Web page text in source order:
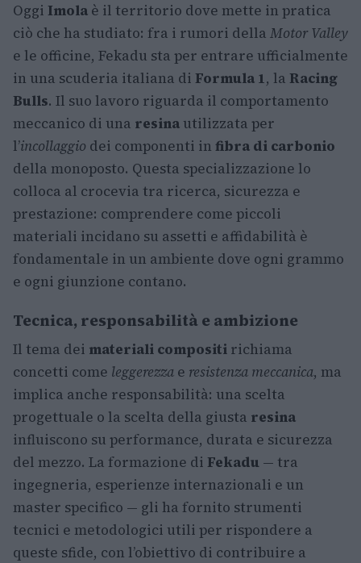
Oggi Imola è il territorio dove mette in pratica
ciò che ha studiato: fra i rumori della Motor Valley
e le officine, Fekadu sta per entrare ufficialmente
in una scuderia italiana di Formula 1, la Racing
Bulls. Il suo lavoro riguarda il comportamento
meccanico di una resina utilizzata per
l’incollaggio dei componenti in fibra di carbonio
della monoposto. Questa specializzazione lo
colloca al crocevia tra ricerca, sicurezza e
prestazione: comprendere come piccoli
materiali incidano su assetti e affidabilità è
fondamentale in un ambiente dove ogni grammo
e ogni giunzione contano.
Tecnica, responsabilità e ambizione
Il tema dei materiali compositi richiama
concetti come leggerezza e resistenza meccanica, ma
implica anche responsabilità: una scelta
progettuale o la scelta della giusta resina
influiscono su performance, durata e sicurezza
del mezzo. La formazione di Fekadu — tra
ingegneria, esperienze internazionali e un
master specifico — gli ha fornito strumenti
tecnici e metodologici utili per rispondere a
queste sfide, con l’obiettivo di contribuire a